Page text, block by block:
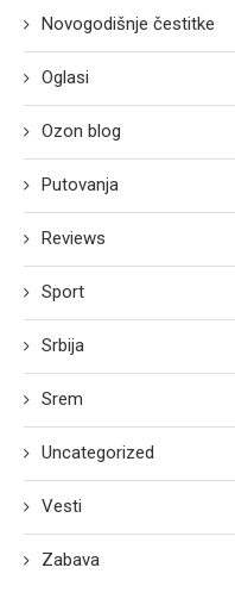
Novogodišnje čestitke
Oglasi
Ozon blog
Putovanja
Reviews
Sport
Srbija
Srem
Uncategorized
Vesti
Zabava